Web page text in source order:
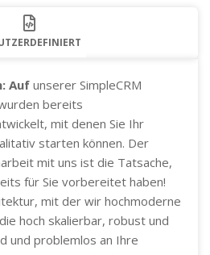
Auf unserer SimpleCRM
bereits
mit denen Sie Ihr
starten können. Der
mit uns ist die Tatsache,
für Sie vorbereitet haben!
mit der wir hochmoderne
hoch skalierbar, robust und
und problemlos an Ihre